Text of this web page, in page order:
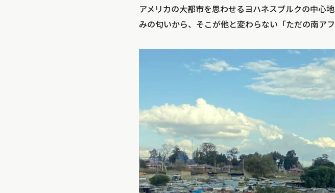
アメリカの大都市を思わせるヨハネスブルクの中心
みの匂いから、そこが他と変わらない「ただの南ア